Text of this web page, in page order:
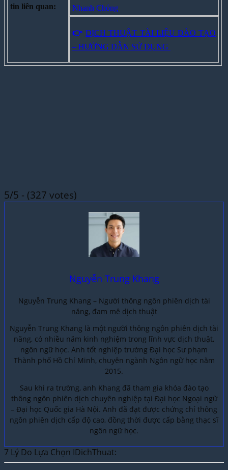
tin liên quan:
Nhanh Chóng
👉DỊCH THUẬT TÀI LIỆU ĐÀO TẠO
– HƯỚNG DẪN SỬ DỤNG
5/5 - (327 votes)
Nguyễn Trung Khang
Nguyễn Trung Khang – Người thông ngôn phiên dịch tài
năng, đam mê dịch thuật
Nguyễn Trung Khang là một người thông ngôn phiên dịch tài
năng, có nhiều năm kinh nghiệm trong lĩnh vực dịch thuật,
ngôn ngữ học. Anh tốt nghiệp trường Đại học Sư phạm
Thành phố Hồ Chí Minh, chuyên ngành Ngôn ngữ học năm
2015.
Sau khi ra trường, anh Khang đã tham gia khóa đào tạo
thông ngôn phiên dịch chuyên nghiệp tại Đại học Ngoại ngữ
– Đại học Quốc gia Hà Nội. Anh đã đạt được chứng chỉ thông
ngôn phiên dịch cấp độ cao, đồng thời được cấp bằng thạc sĩ
ngôn ngữ học.
7 Lý Do Lựa Chọn IDichThuat: